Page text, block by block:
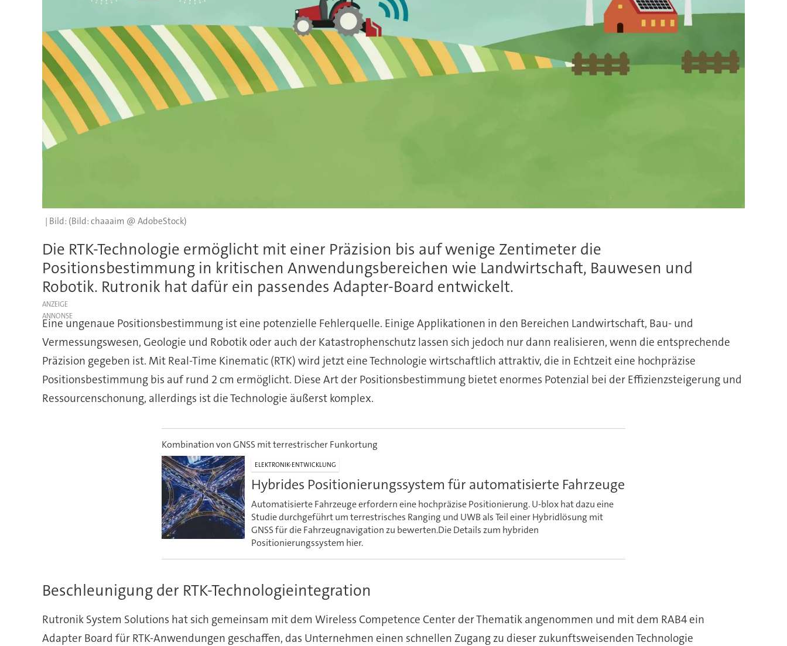
(Bild: chaaaim @ AdobeStock)
Die RTK-Technologie ermöglicht mit einer Präzision bis auf wenige Zentimeter die
Positionsbestimmung in kritischen Anwendungsbereichen wie Landwirtschaft, Bauwesen und
Robotik. Rutronik hat dafür ein passendes Adapter-Board entwickelt.
ANZEIGE
Eine ungenaue Positionsbestimmung ist eine potenzielle Fehlerquelle. Einige Applikationen in den Bereichen Landwirtschaft, Bau- und
Vermessungswesen, Geologie und Robotik oder auch der Katastrophenschutz lassen sich jedoch nur dann realisieren, wenn die entsprechende
Präzision gegeben ist. Mit Real-Time Kinematic (RTK) wird jetzt eine Technologie wirtschaftlich attraktiv, die in Echtzeit eine hochpräzise
Positionsbestimmung bis auf rund 2 cm ermöglicht. Diese Art der Positionsbestimmung bietet enormes Potenzial bei der Effizienzsteigerung und
Ressourcenschonung, allerdings ist die Technologie äußerst komplex.
Kombination von GNSS mit terrestrischer Funkortung
ELEKTRONIK-ENTWICKLUNG
Hybrides Positionierungssystem für automatisierte Fahrzeuge
Automatisierte Fahrzeuge erfordern eine hochpräzise Positionierung. U-blox hat dazu eine
Studie durchgeführt um terrestrisches Ranging und UWB als Teil einer Hybridlösung mit
GNSS für die Fahrzeugnavigation zu bewerten.Die Details zum hybriden
Positionierungssystem hier.
Beschleunigung der RTK-Technologieintegration
Rutronik System Solutions hat sich gemeinsam mit dem Wireless Competence Center der Thematik angenommen und mit dem RAB4 ein
Adapter Board für RTK-Anwendungen geschaffen, das Unternehmen einen schnellen Zugang zu dieser zukunftsweisenden Technologie